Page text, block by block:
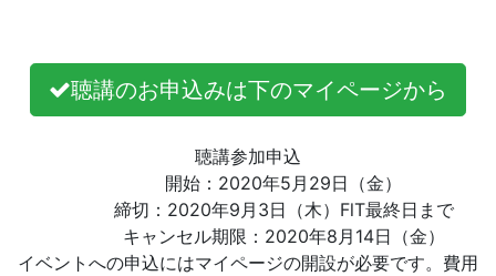
聴講のお申込みは下のマイページから
聴講参加申込
開始：2020年5月29日（金）
締切：2020年9月3日（木）FlT最終日まで
キャンセル期限：2020年8月14日（金）
イベントへの申込にはマイページの開設が必要です。費用